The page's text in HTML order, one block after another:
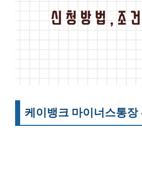
케이뱅크 마이너스통장